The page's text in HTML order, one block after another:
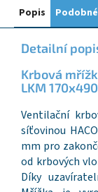
Popis
Detailní
Krbová
LKM
Ventilační
síťovinou
mm pro
od krbových
Díky